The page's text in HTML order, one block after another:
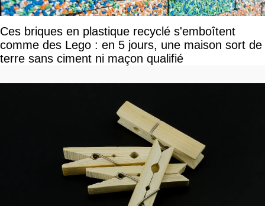
Ces briques en plastique recyclé s'emboîtent
comme des Lego : en 5 jours, une maison sort de
terre sans ciment ni maçon qualifié